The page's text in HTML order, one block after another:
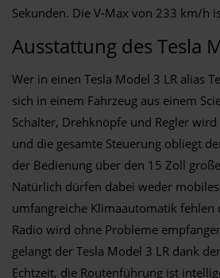
Sekunden. Die V-Max von 233 km/h
Ausstattung des Tesla
Wer in einen Tesla Model 3 LR alias
sich in einem Fahrzeug aus einem
Schalter, Drehknöpfe und Regler
und die gesamte Steuerung obliegt
der Bedienung über den 15 Zoll
Natürlich dürfen dabei weder
umfangreiche Klimaautomatik fehlen
Radio wird ohne Probleme
gelangt der Tesla Model 3 LR dank
Echtzeit, die Routenführung ist